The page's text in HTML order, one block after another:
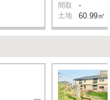
間取 -
土地 60.99㎡